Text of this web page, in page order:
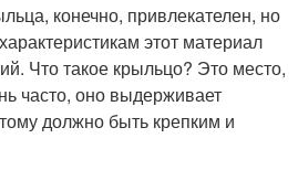
конечно, привлекателен, но
этот материал
Что такое крыльцо? Это место,
часто, оно выдерживает
должно быть крепким и